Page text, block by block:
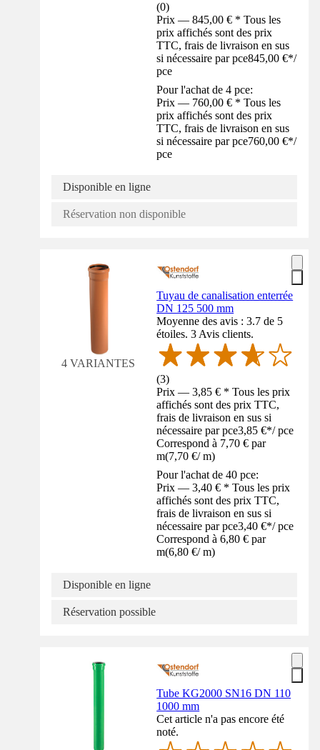
(0)
Prix — 845,00 € * Tous les
prix affichés sont des prix
TTC, frais de livraison en sus
si nécessaire par pce845,00 €*/
pce
Pour l'achat de 4 pce:
Prix — 760,00 € * Tous les
prix affichés sont des prix
TTC, frais de livraison en sus
si nécessaire par pce760,00 €*/
pce
Disponible en ligne
Réservation non disponible
4 VARIANTES
Tuyau de canalisation enterrée
DN 125 500 mm
Moyenne des avis : 3.7 de 5
étoiles. 3 Avis clients.
(3)
Prix — 3,85 € * Tous les prix
affichés sont des prix TTC,
frais de livraison en sus si
nécessaire par pce3,85 €*/ pce
Correspond à 7,70 € par
m(7,70 €/ m)
Pour l'achat de 40 pce:
Prix — 3,40 € * Tous les prix
affichés sont des prix TTC,
frais de livraison en sus si
nécessaire par pce3,40 €*/ pce
Correspond à 6,80 € par
m(6,80 €/ m)
Disponible en ligne
Réservation possible
Tube KG2000 SN16 DN 110
1000 mm
Cet article n'a pas encore été
noté.